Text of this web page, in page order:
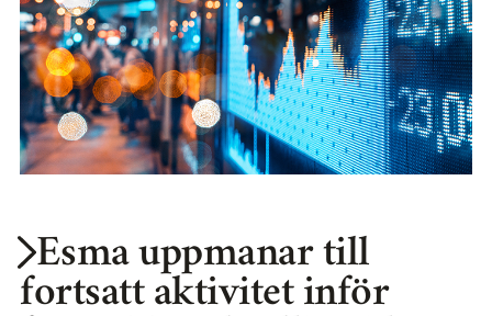
Esma uppmanar till
fortsatt aktivitet inför